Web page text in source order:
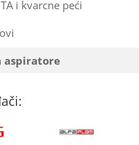
i kvarcne peći
aspiratore